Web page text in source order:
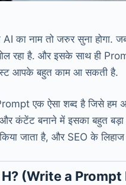
का नाम तो जरुर सुना
रहा है. और इसके साथ ही
आपके बहुत काम आ सकती है.
एक ऐसा शब्द है जिसे हम
कंटेंट बनाने में इसका बहुत
जाता है, और SEO के लिहाज
(Write a